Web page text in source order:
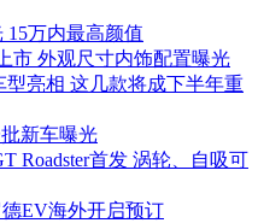
15万内最高颜值
市 外观尺寸内饰配置曝光
亮相 这几款将成下半年重
新车曝光
Roadster首发 涡轮、自吸可
EV海外开启预订